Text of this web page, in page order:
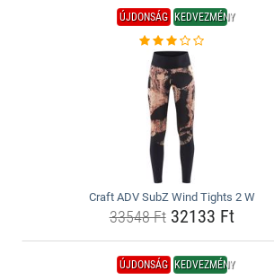
ÚJDONSÁG KEDVEZMÉNY
Craft ADV SubZ Wind Tights 2 W
33548 Ft32133 Ft
ÚJDONSÁG KEDVEZMÉNY